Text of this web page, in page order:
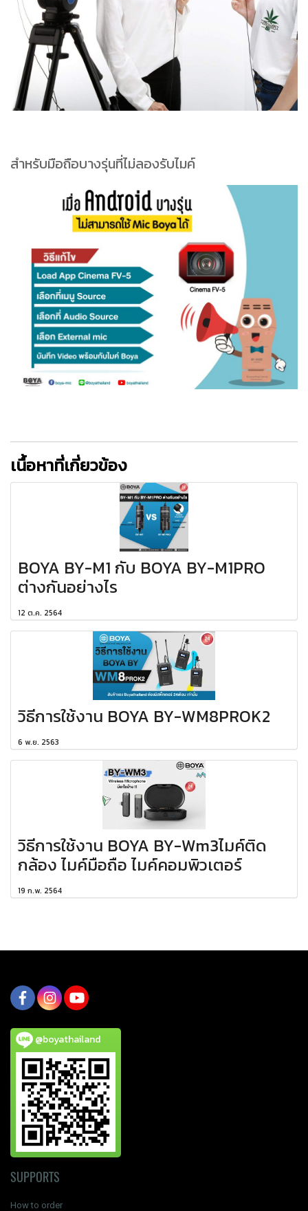
สำหรับมือถือบางรุ่นที่ไม่ลองรับไมค์
เนื้อหาที่เกี่ยวข้อง
BOYA BY-M1 กับ BOYA BY-M1PRO
ต่างกันอย่างไร
12 ต.ค. 2564
วิธีการใช้งาน BOYA BY-WM8PROK2
6 พ.ย. 2563
วิธีการใช้งาน BOYA BY-Wm3ไมค์ติด
กล้อง ไมค์มือถือ ไมค์คอมพิวเตอร์
19 ก.พ. 2564
@boyathailand
SUPPORTS
How to order